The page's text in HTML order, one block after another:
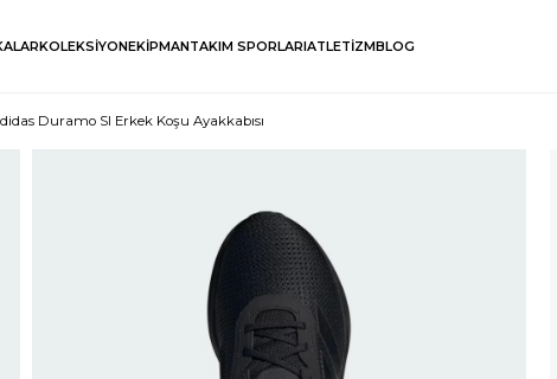
KOLEKSİYONEKİPMANTAKIM SPORLARIATLETİZMBLOG
Duramo Sl Erkek Koşu Ayakkabısı